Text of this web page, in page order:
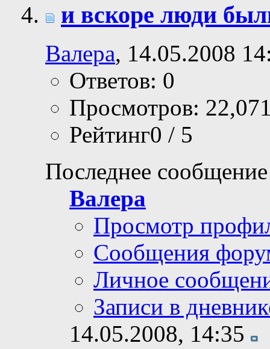
и вскоре люди
Валера, 14.05.2008
Ответов: 0
Просмотров:
Рейтинг0 / 5
Последнее
Валера
Просмотр
Сообщения
Личное
Записи в
14.05.2008, 14:35